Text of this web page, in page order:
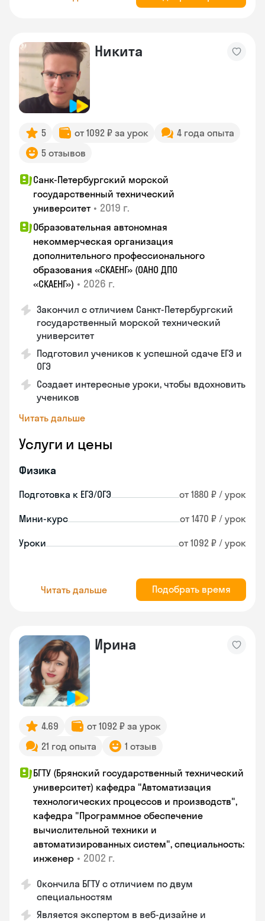
Никита
5 от 1092 ₽ за урок
4 года опыта
5 отзывов
Санк-Петербургский морской
государственный технический
университет • 2019 г.
Образовательная автономная
некоммерческая организация
дополнительного профессионального
образования «СКАЕНГ» (ОАНО ДПО
«СКАЕНГ») • 2026 г.
Закончил с отличием Санкт-Петербургский
государственный морской технический
университет
Подготовил учеников к успешной сдаче ЕГЭ и
ОГЭ
Создает интересные уроки, чтобы вдохновить
учеников
Читать дальше
Услуги и цены
Физика
Подготовка к ЕГЭ/ОГЭ от 1880 ₽ / урок
Мини-курс от 1470 ₽ / урок
Уроки от 1092 ₽ / урок
Читать дальше Подобрать время
Ирина
4.69
от 1092 ₽ за урок
21 год опыта
1 отзыв
БГТУ (Брянский государственный технический
университет) кафедра "Автоматизация
технологических процессов и производств",
кафедра "Программное обеспечение
вычислительной техники и
автоматизированных систем", специальность:
инженер • 2002 г.
Окончила БГТУ с отличием по двум
специальностям
Является экспертом в веб-дизайне и